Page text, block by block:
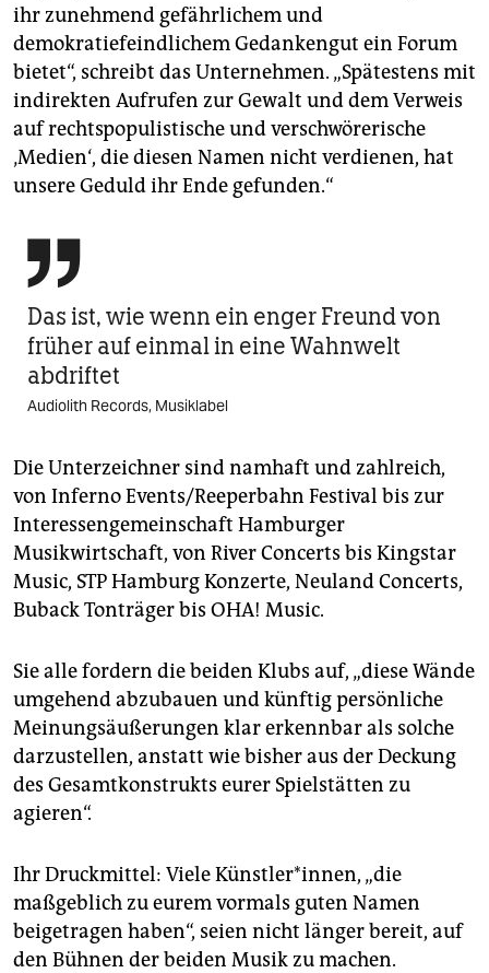
ihr zunehmend gefährlichem und
demokratiefeindlichem Gedankengut ein Forum
bietet“, schreibt das Unternehmen. „Spätestens mit
indirekten Aufrufen zur Gewalt und dem Verweis
auf rechtspopulistische und verschwörerische
‚Medien‘, die diesen Namen nicht verdienen, hat
unsere Geduld ihr Ende gefunden.“

Das ist, wie wenn ein enger Freund von
früher auf einmal in eine Wahnwelt
abdriftet
Audiolith Records, Musiklabel
Die Unterzeichner sind namhaft und zahlreich,
von Inferno Events/Reeperbahn Festival bis zur
Interessengemeinschaft Hamburger
Musikwirtschaft, von River Concerts bis Kingstar
Music, STP Hamburg Konzerte, Neuland Concerts,
Buback Tonträger bis OHA! Music.
Sie alle fordern die beiden Klubs auf, „diese Wände
umgehend abzubauen und künftig persönliche
Meinungsäußerungen klar erkennbar als solche
darzustellen, anstatt wie bisher aus der Deckung
des Gesamtkonstrukts eurer Spielstätten zu
agieren“.
Ihr Druckmittel: Viele Künstler*innen, „die
maßgeblich zu eurem vormals guten Namen
beigetragen haben“, seien nicht länger bereit, auf
den Bühnen der beiden Musik zu machen.